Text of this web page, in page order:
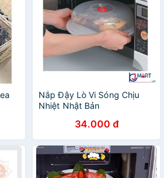
Nắp Đậy Lò Vi Sóng Chịu
Nhiệt Nhật Bản
34.000 đ